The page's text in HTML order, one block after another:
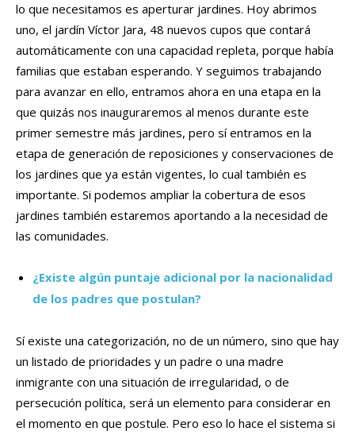
lo que necesitamos es aperturar jardines. Hoy abrimos
uno, el jardín Víctor Jara, 48 nuevos cupos que contará
automáticamente con una capacidad repleta, porque había
familias que estaban esperando. Y seguimos trabajando
para avanzar en ello, entramos ahora en una etapa en la
que quizás nos inauguraremos al menos durante este
primer semestre más jardines, pero sí entramos en la
etapa de generación de reposiciones y conservaciones de
los jardines que ya están vigentes, lo cual también es
importante. Si podemos ampliar la cobertura de esos
jardines también estaremos aportando a la necesidad de
las comunidades.
¿Existe algún puntaje adicional por la nacionalidad
de los padres que postulan?
Sí existe una categorización, no de un número, sino que hay
un listado de prioridades y un padre o una madre
inmigrante con una situación de irregularidad, o de
persecución política, será un elemento para considerar en
el momento en que postule. Pero eso lo hace el sistema si